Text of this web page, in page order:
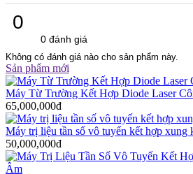
0
0 đánh giá
Không có đánh giá nào cho sản phẩm này.
Sản phẩm mới
Máy Từ Trường Kết Hợp Diode Laser
65,000,000đ
Máy trị liệu tần số vô tuyến kết hợp xung
50,000,000đ